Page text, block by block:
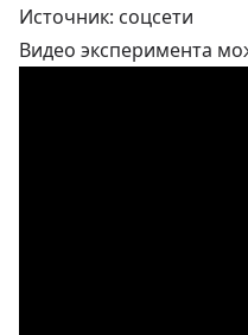
Источник: соцсети
Видео эксперимента